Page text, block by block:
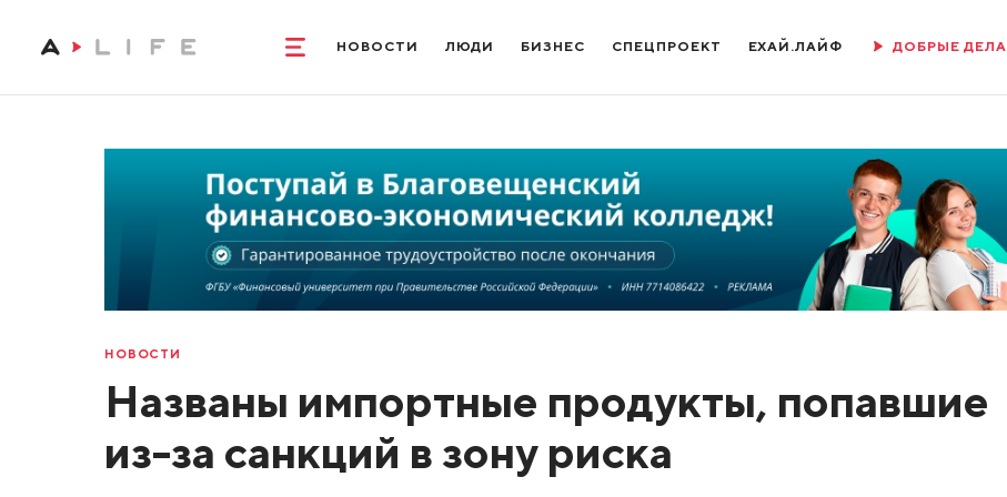
НОВОСТИ ЛЮДИ БИЗНЕС СПЕЦПРОЕКТ ЕХАЙ.ЛАЙФ ДОБРЫЕ ДЕЛА
НОВОСТИ
Названы импортные продукты, попавшие
из-за санкций в зону риска